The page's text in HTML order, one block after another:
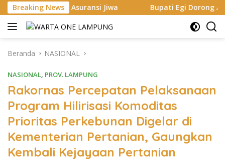
Langsung
ke
konten
Breaking News
Jiwa Bupati Egi Dorong ASN hingga
Beranda NASIONAL
NASIONAL, PROV. LAMPUNG
Rakornas Percepatan Pelaksanaan
Program Hilirisasi Komoditas
Prioritas Perkebunan Digelar di
Kementerian Pertanian, Gaungkan
Kembali Kejayaan Pertanian